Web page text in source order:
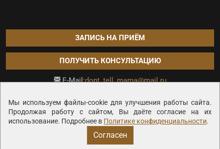
Мы используем файлы-cookie для улучшения работы сайта.
Продолжая работу с сайтом, Вы даёте согласие на их
использование. Подробнее в Политике конфиденциальности.
Согласен
ЗАПИСЬ НА ПРИЁМ
ПОЛУЧИТЬ КОНСУЛЬТАЦИЮ
E-Mail:dont_tell_mama@mail.ru